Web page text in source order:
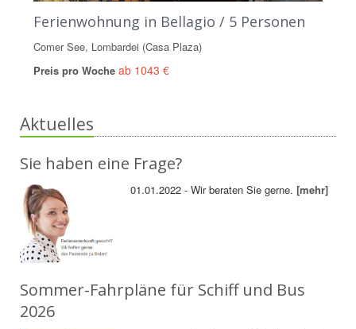
Ferienwohnung in Bellagio / 5 Personen
Comer See, Lombardei (Casa Plaza)
Preis pro Woche ab 1043 €
Aktuelles
Sie haben eine Frage?
01.01.2022 - Wir beraten Sie gerne.[mehr]
Sommer-Fahrpläne für Schiff und Bus
2026